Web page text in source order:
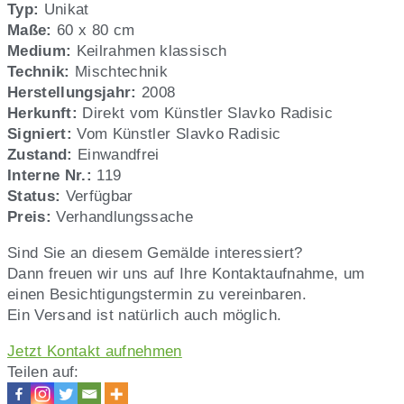
Nr.
119
Typ: Unikat
Maße: 60 x 80 cm
Medium: Keilrahmen klassisch
Technik: Mischtechnik
Herstellungsjahr: 2008
Herkunft: Direkt vom Künstler Slavko Radisic
Signiert: Vom Künstler Slavko Radisic
Zustand: Einwandfrei
Interne Nr.: 119
Status: Verfügbar
Preis: Verhandlungssache
Sind Sie an diesem Gemälde interessiert?
Dann freuen wir uns auf Ihre Kontaktaufnahme, um
einen Besichtigungstermin zu vereinbaren.
Ein Versand ist natürlich auch möglich.
Jetzt Kontakt aufnehmen
Teilen auf: